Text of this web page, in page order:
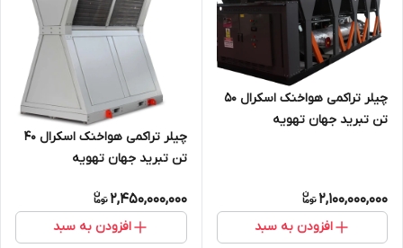
چیلر تراکمی هواخنک اسکرال 50
تن تبرید جهان تهویه
2,100,000,000
افزودن به سبد
چیلر تراکمی هواخنک اسکرال 40
تن تبرید جهان تهویه
2,450,000,000
افزودن به سبد